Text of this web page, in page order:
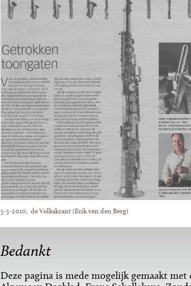
5-3-2010, de Volkskrant (Erik van den Berg)
Bedankt
Deze pagina is mede mogelijk gemaakt met